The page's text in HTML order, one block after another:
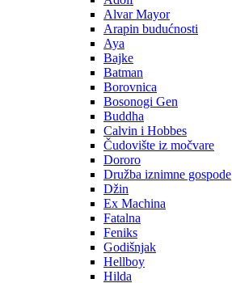
Alvar Mayor
Arapin budućnosti
Aya
Bajke
Batman
Borovnica
Bosonogi Gen
Buddha
Calvin i Hobbes
Čudovište iz močvare
Dororo
Družba iznimne gospode
Džin
Ex Machina
Fatalna
Feniks
Godišnjak
Hellboy
Hilda